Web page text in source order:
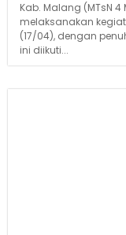
Kab. Malang (MTsN
melaksanakan
(17/04), dengan
ini diikuti...